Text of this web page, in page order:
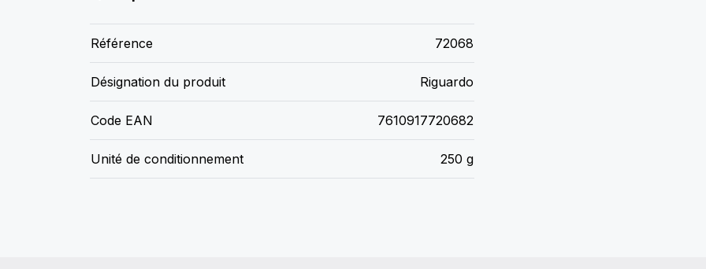
Référence 72068
Désignation du produit Riguardo
Code EAN 7610917720682
Unité de conditionnement 250 g